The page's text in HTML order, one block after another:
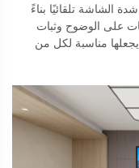
الشاشة تلقائيًا بناءً
على الوضوح وثبات
يجعلها مناسبة لكل من